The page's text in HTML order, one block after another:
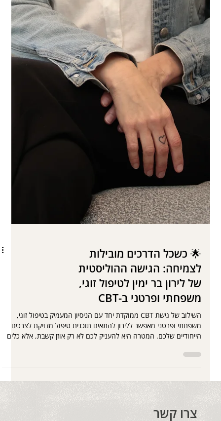
🌟 כשכל הדרכים מובילות
לצמיחה: הגישה ההוליסטית
של לירון בר ימין לטיפול זוגי,
משפחתי ופרטני ב-CBT
השילוב של גישת CBT ממוקדת יחד עם הניסיון המעמיק בטיפול זוגי,
משפחתי ופרטני מאפשר ללירון להתאים תוכנית טיפול מדויקת לצרכים
הייחודיים שלכם. המטרה היא להעניק לכם לא רק אוזן קשבת, אלא כלים